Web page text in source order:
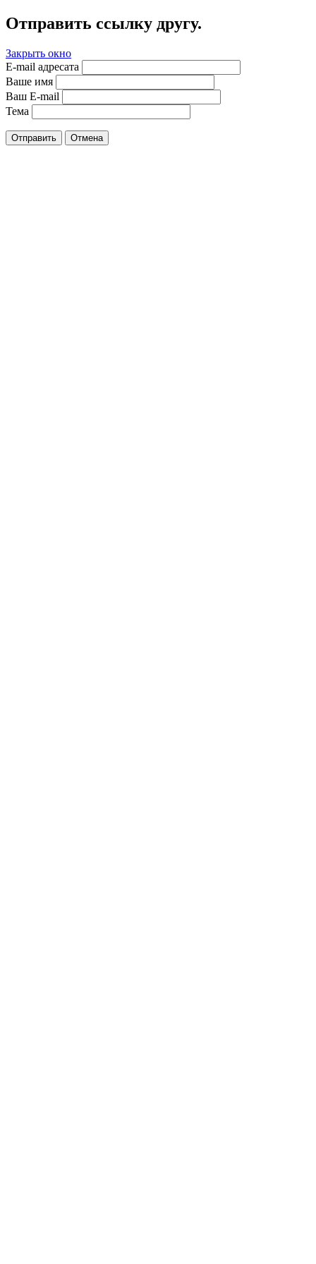
Отправить ссылку другу.
Закрыть окно
E-mail адресата
Ваше имя
Ваш E-mail
Тема
Отправить Отмена